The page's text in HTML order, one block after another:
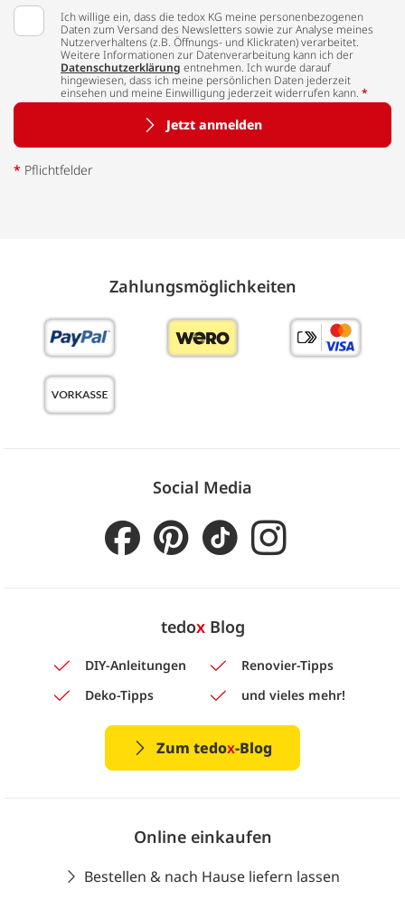
Ich willige ein, dass die tedox KG meine personenbezogenen
Daten zum Versand des Newsletters sowie zur Analyse meines
Nutzerverhaltens (z.B. Öffnungs- und Klickraten) verarbeitet.
Weitere Informationen zur Datenverarbeitung kann ich der
Datenschutzerklärung entnehmen. Ich wurde darauf
hingewiesen, dass ich meine persönlichen Daten jederzeit
einsehen und meine Einwilligung jederzeit widerrufen kann. *
Jetzt anmelden
* Pflichtfelder
Zahlungs­möglich­keiten
Social Media
tedoxBlog
DIY-Anleitungen
Renovier-Tipps
Deko-Tipps
und vieles mehr!
Zum tedox-Blog
Online einkaufen
Bestellen & nach Hause liefern lassen